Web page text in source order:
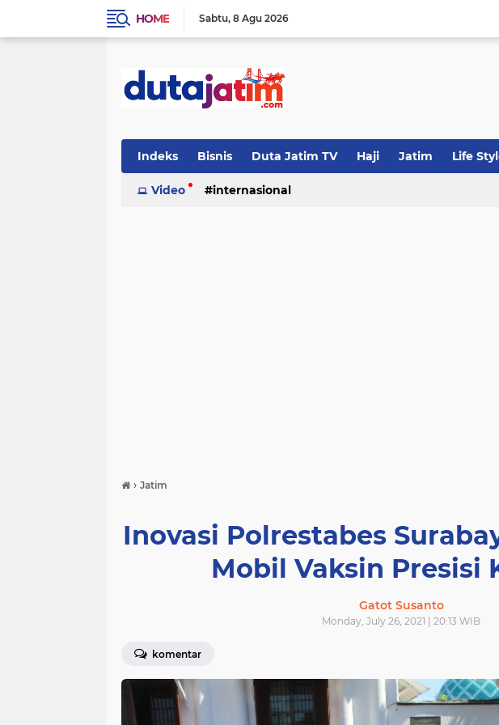
HOME Sabtu 8 Agu 2026
Indeks Bisnis Duta Jatim TV Haji Jatim Life
Video internasional
› Jatim
Inovasi Polrestabes
Mobil Vaksin Presisi
Gatot Susanto
Monday, July 26, 2021 | 20:13 WIB
komentar